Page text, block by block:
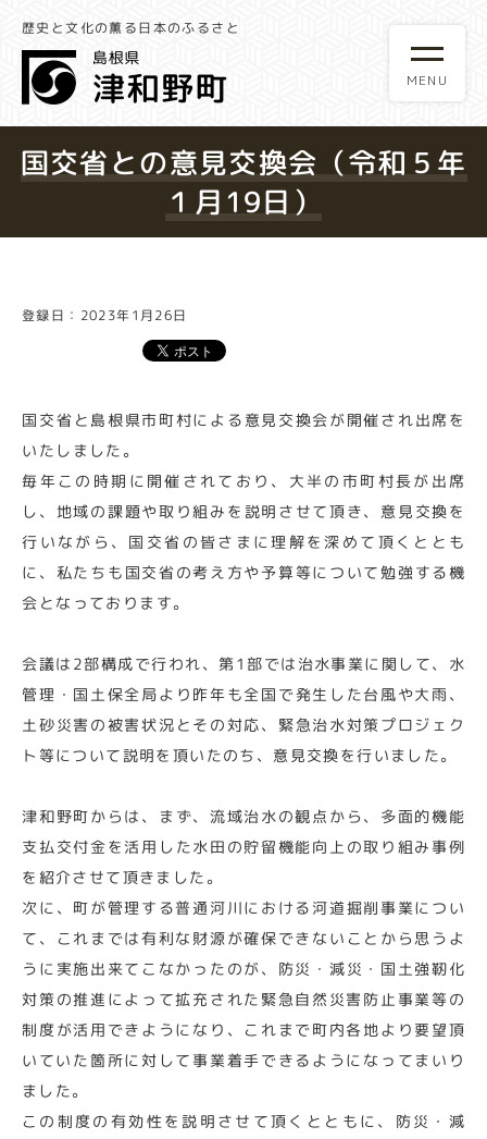
歴史と文化の薫る日本のふるさと
国交省との意見交換会（令和５年
１月19日）
登録日：2023年1月26日
国交省と島根県市町村による意見交換会が開催され出席を
いたしました。
毎年この時期に開催されており、大半の市町村長が出席
し、地域の課題や取り組みを説明させて頂き、意見交換を
行いながら、国交省の皆さまに理解を深めて頂くととも
に、私たちも国交省の考え方や予算等について勉強する機
会となっております。
会議は2部構成で行われ、第1部では治水事業に関して、水
管理・国土保全局より昨年も全国で発生した台風や大雨、
土砂災害の被害状況とその対応、緊急治水対策プロジェク
ト等について説明を頂いたのち、意見交換を行いました。
津和野町からは、まず、流域治水の観点から、多面的機能
支払交付金を活用した水田の貯留機能向上の取り組み事例
を紹介させて頂きました。
次に、町が管理する普通河川における河道掘削事業につい
て、これまでは有利な財源が確保できないことから思うよ
うに実施出来てこなかったのが、防災・減災・国土強靭化
対策の推進によって拡充された緊急自然災害防止事業等の
制度が活用できようになり、これまで町内各地より要望頂
いていた箇所に対して事業着手できるようになってまいり
ました。
この制度の有効性を説明させて頂くとともに、防災・減